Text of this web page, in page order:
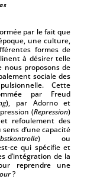
par le fait que
une culture,
formes de
à désirer telle
nous proposons de
sociale des
Cette
par Freud
), par Adorno et
(Repression)
refoulement des
sens d’une capacité
) ou
ce qui spécifie et
d’intégration de la
reprendre une
?